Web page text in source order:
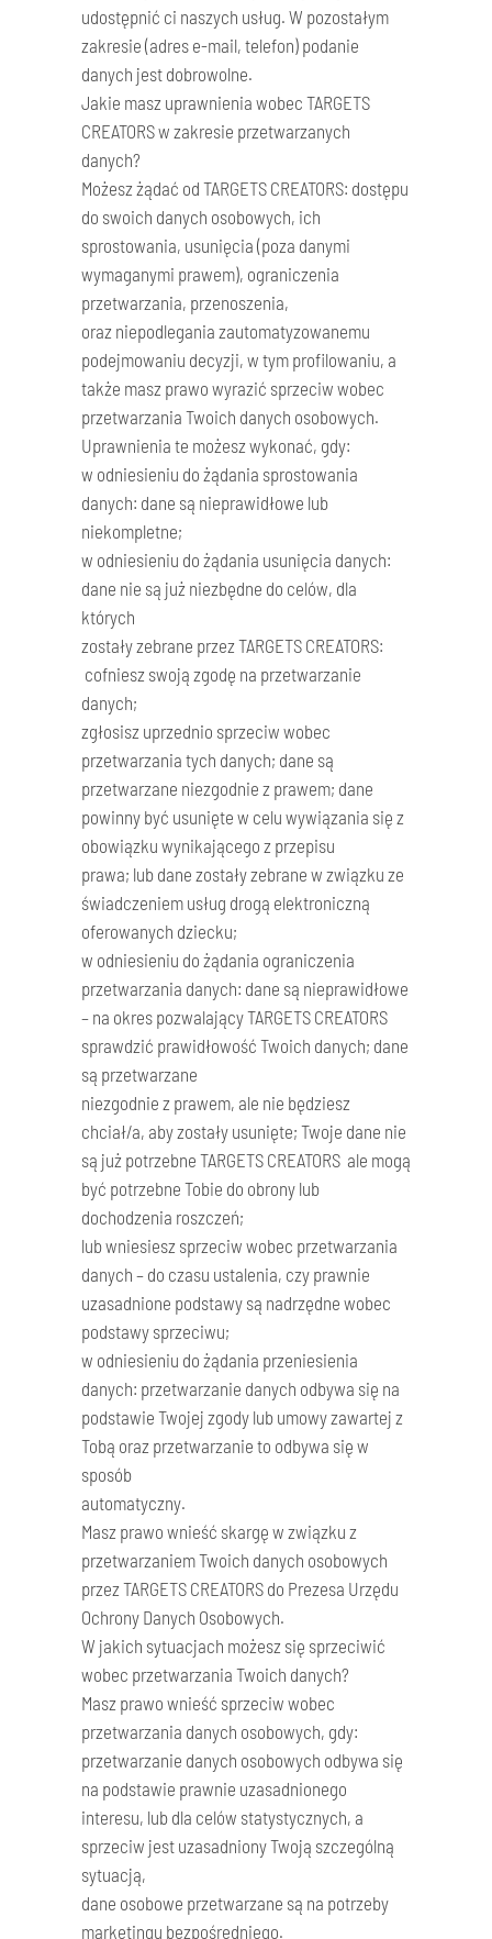
udostępnić ci naszych usług. W pozostałym
zakresie (adres e-mail, telefon) podanie
danych jest dobrowolne.
Jakie masz uprawnienia wobec TARGETS
CREATORS w zakresie przetwarzanych
danych?
Możesz żądać od TARGETS CREATORS: dostępu
do swoich danych osobowych, ich
sprostowania, usunięcia (poza danymi
wymaganymi prawem), ograniczenia
przetwarzania, przenoszenia,
oraz niepodlegania zautomatyzowanemu
podejmowaniu decyzji, w tym profilowaniu, a
także masz prawo wyrazić sprzeciw wobec
przetwarzania Twoich danych osobowych.
Uprawnienia te możesz wykonać, gdy:
w odniesieniu do żądania sprostowania
danych: dane są nieprawidłowe lub
niekompletne;
w odniesieniu do żądania usunięcia danych:
dane nie są już niezbędne do celów, dla
których
zostały zebrane przez TARGETS CREATORS:
cofniesz swoją zgodę na przetwarzanie
danych;
zgłosisz uprzednio sprzeciw wobec
przetwarzania tych danych; dane są
przetwarzane niezgodnie z prawem; dane
powinny być usunięte w celu wywiązania się z
obowiązku wynikającego z przepisu
prawa; lub dane zostały zebrane w związku ze
świadczeniem usług drogą elektroniczną
oferowanych dziecku;
w odniesieniu do żądania ograniczenia
przetwarzania danych: dane są nieprawidłowe
– na okres pozwalający TARGETS CREATORS
sprawdzić prawidłowość Twoich danych; dane
są przetwarzane
niezgodnie z prawem, ale nie będziesz
chciał/a, aby zostały usunięte; Twoje dane nie
są już potrzebne TARGETS CREATORS ale mogą
być potrzebne Tobie do obrony lub
dochodzenia roszczeń;
lub wniesiesz sprzeciw wobec przetwarzania
danych – do czasu ustalenia, czy prawnie
uzasadnione podstawy są nadrzędne wobec
podstawy sprzeciwu;
w odniesieniu do żądania przeniesienia
danych: przetwarzanie danych odbywa się na
podstawie Twojej zgody lub umowy zawartej z
Tobą oraz przetwarzanie to odbywa się w
sposób
automatyczny.
Masz prawo wnieść skargę w związku z
przetwarzaniem Twoich danych osobowych
przez TARGETS CREATORS do Prezesa Urzędu
Ochrony Danych Osobowych.
W jakich sytuacjach możesz się sprzeciwić
wobec przetwarzania Twoich danych?
Masz prawo wnieść sprzeciw wobec
przetwarzania danych osobowych, gdy:
przetwarzanie danych osobowych odbywa się
na podstawie prawnie uzasadnionego
interesu, lub dla celów statystycznych, a
sprzeciw jest uzasadniony Twoją szczególną
sytuacją,
dane osobowe przetwarzane są na potrzeby
marketingu bezpośredniego.